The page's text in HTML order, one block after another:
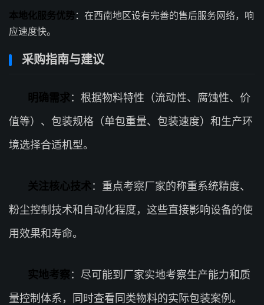
本地化服务优势：在西南地区设有完善的售后服务网络，响
应速度快。
采购指南与建议
明确需求：根据物料特性（流动性、腐蚀性、价
值等）、包装规格（单包重量、包装速度）和生产环
境选择合适机型。
关注核心技术：重点考察厂家的称重系统精度、
粉尘控制技术和自动化程度，这些直接影响设备的使
用效果和寿命。
实地考察：尽可能到厂家实地考察生产能力和质
量控制体系，同时查看同类物料的实际包装案例。